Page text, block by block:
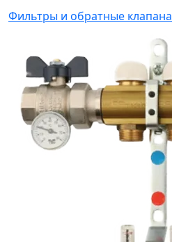
Фильтры и обратные клапана